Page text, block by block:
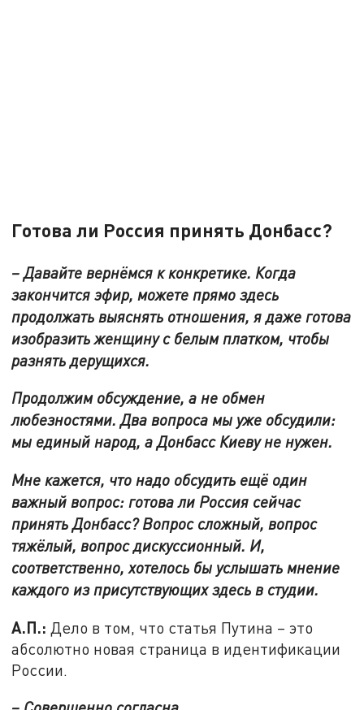
Готова ли Россия принять Донбасс?
– Давайте вернёмся к конкретике. Когда
закончится эфир, можете прямо здесь
продолжать выяснять отношения, я даже готова
изобразить женщину с белым платком, чтобы
разнять дерущихся.
Продолжим обсуждение, а не обмен
любезностями. Два вопроса мы уже обсудили:
мы единый народ, а Донбасс Киеву не нужен.
Мне кажется, что надо обсудить ещё один
важный вопрос: готова ли Россия сейчас
принять Донбасс? Вопрос сложный, вопрос
тяжёлый, вопрос дискуссионный. И,
соответственно, хотелось бы услышать мнение
каждого из присутствующих здесь в студии.
А.П.: Дело в том, что статья Путина – это
абсолютно новая страница в идентификации
России.